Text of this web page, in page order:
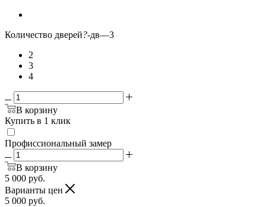
Количество дверей?-дв—3
2
3
4
В корзину
Купить в 1 клик
Профиссиональный замер
В корзину
5 000 руб.
Варианты цен
5 000 руб.